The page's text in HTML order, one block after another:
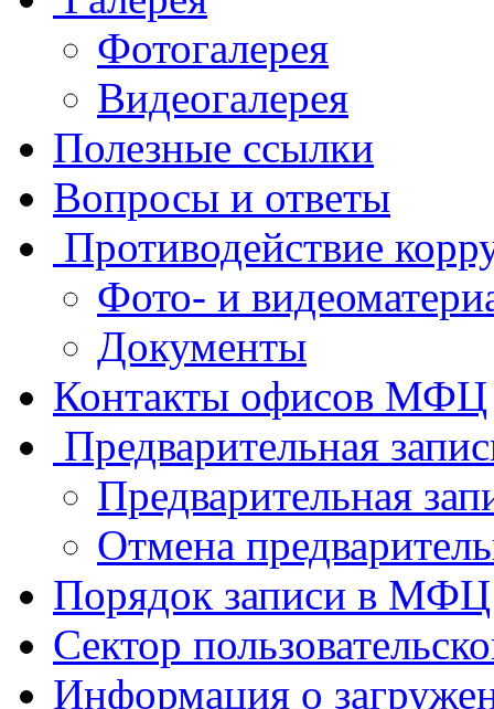
Фотогалерея
Видеогалерея
Полезные ссылки
Вопросы и ответы
Противодействие
Фото- и
Документы
Контакты офисов МФЦ
Предварительная
Предварительная
Отмена
Порядок записи в МФЦ
Сектор
Информация о